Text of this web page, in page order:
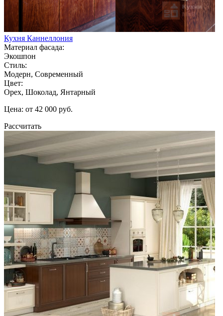
Кухня Каннеллония
Материал фасада:
Экошпон
Стиль:
Модерн, Современный
Цвет:
Орех, Шоколад, Янтарный
Цена: от 42 000 руб.
Рассчитать